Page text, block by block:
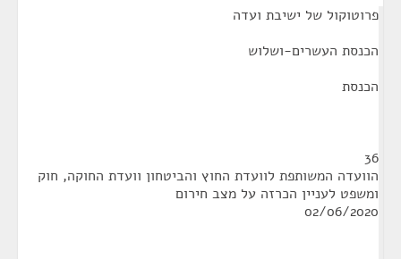
פרוטוקול של ישיבת ועדה
הכנסת העשרים-ושלוש
הכנסת
36
הוועדה המשותפת לוועדת החוץ והביטחון וועדת החוקה, חוק
ומשפט לעניין הכרזה על מצב חירום
02/06/2020